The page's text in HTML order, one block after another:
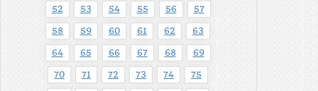
52 53 54 55 56 57
58 59 60 61 62 63
64 65 66 67 68 69
70 71 72 73 74 75